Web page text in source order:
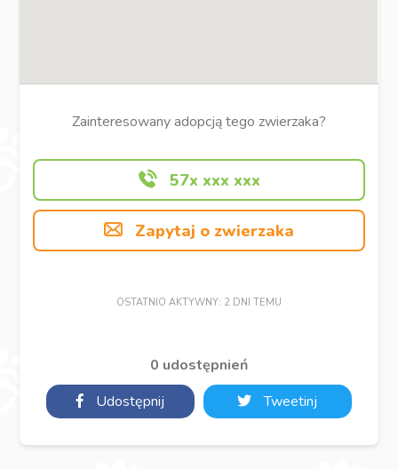
Zainteresowany adopcją tego zwierzaka?
57x xxx xxx
Zapytaj o zwierzaka
OSTATNIO AKTYWNY: 2 DNI TEMU
0 udostępnień
Udostępnij
Tweetinj